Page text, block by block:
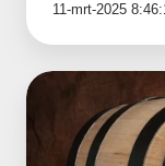
11-mrt-2025
De
Friese
Bierbrouwerij: